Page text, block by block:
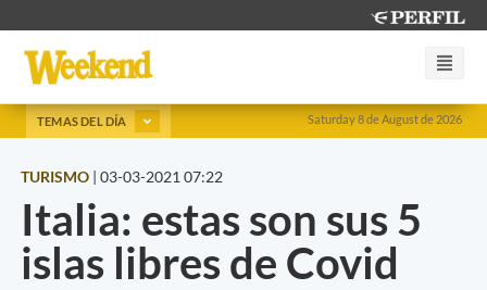
Saturday 8 de August de 2026
TEMAS DEL DÍA
TURISMO | 03-03-2021 07:22
Italia: estas son sus 5
islas libres de Covid